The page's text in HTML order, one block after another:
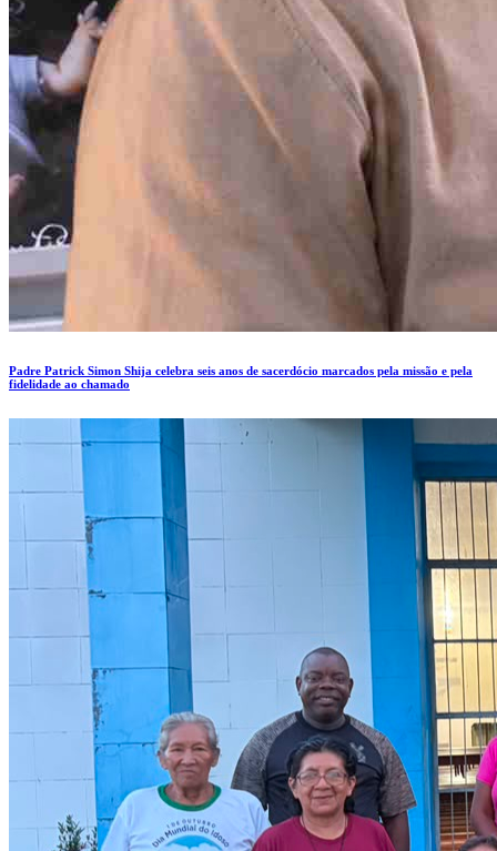
Padre Patrick Simon Shija celebra seis anos de sacerdócio marcados pela missão e pela
fidelidade ao chamado